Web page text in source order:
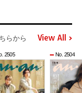
らから View All
2505 No. 2504